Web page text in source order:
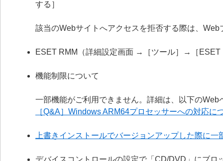
する］
該当のWebサイトへアクセスを拒否する際は、
ESET RMM（詳細設定画面 →［ツール］→［ESET
機能制限について
一部機能がご利用できません。詳細は、以下の
［Q&A］Windows ARM64プロセッサーへの対応に
上書きインストールでバージョンアップした際に
デバイスコントロールの設定で「CD/DVD」にブ